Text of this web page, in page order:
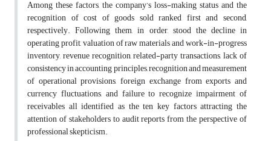
Among these factors, the company’s loss-making status and the
recognition of cost of goods sold ranked first and second,
respectively. Following them, in order, stood the decline in
operating profit, valuation of raw materials and work-in-progress
inventory, revenue recognition, related-party transactions, lack of
consistency in accounting principles, recognition and measurement
of operational provisions, foreign exchange from exports and
currency fluctuations, and failure to recognize impairment of
receivables all identified as the ten key factors attracting the
attention of stakeholders to audit reports from the perspective of
professional skepticism.